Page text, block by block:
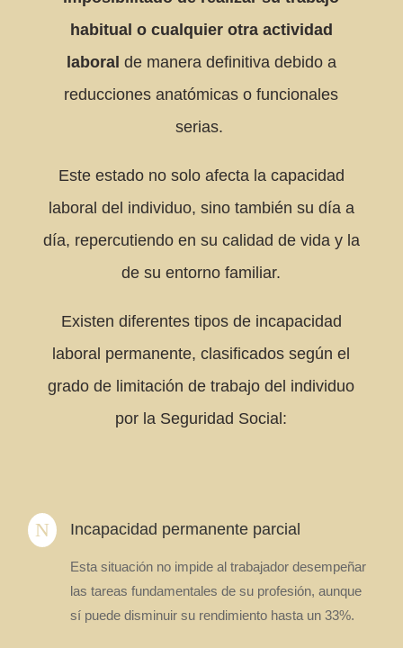
habitual o cualquier otra actividad
laboral de manera definitiva debido a
reducciones anatómicas o funcionales
serias.
Este estado no solo afecta la capacidad
laboral del individuo, sino también su día a
día, repercutiendo en su calidad de vida y la
de su entorno familiar.
Existen diferentes tipos de incapacidad
laboral permanente, clasificados según el
grado de limitación de trabajo del individuo
por la Seguridad Social:
N Incapacidad permanente parcial
Esta situación no impide al trabajador desempeñar
las tareas fundamentales de su profesión, aunque
sí puede disminuir su rendimiento hasta un 33%.